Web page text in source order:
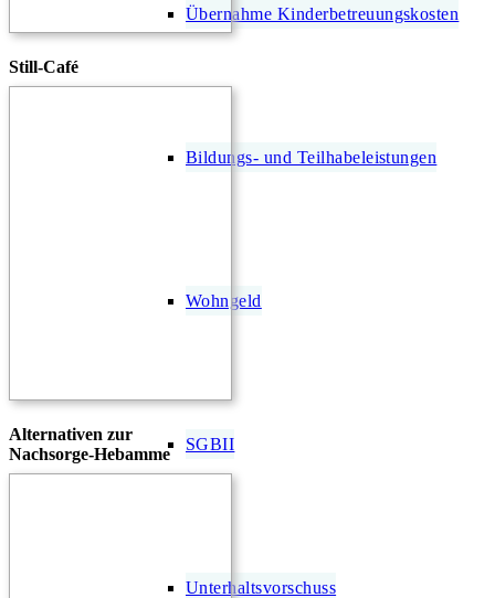
Übernahme Kinderbetreuungskosten
Bildungs- und Teilhabeleistungen
Wohngeld
SGBII
Unterhaltsvorschuss
Still-Café
Alternativen zur
Nachsorge-Hebamme